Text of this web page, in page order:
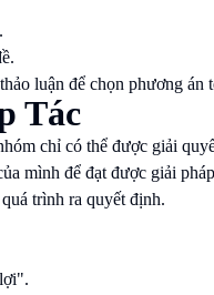
luận để chọn phương án
Tác
chỉ có thể được giải
mình để đạt được giải
trình ra quyết định.